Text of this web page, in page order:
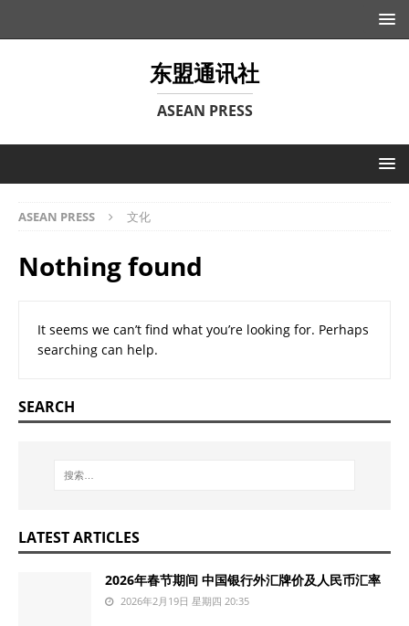
东盟通讯社
ASEAN PRESS
ASEAN PRESS 文化
Nothing found
It seems we can’t find what you’re looking for. Perhaps
searching can help.
SEARCH
LATEST ARTICLES
2026年春节期间 中国银行外汇牌价及人民币汇率
2026年2月19日 星期四 20:35